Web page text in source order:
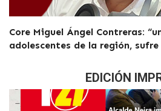
Core Miguel Ángel Contreras:
adolescentes de la región, sufre
EDICIÓN